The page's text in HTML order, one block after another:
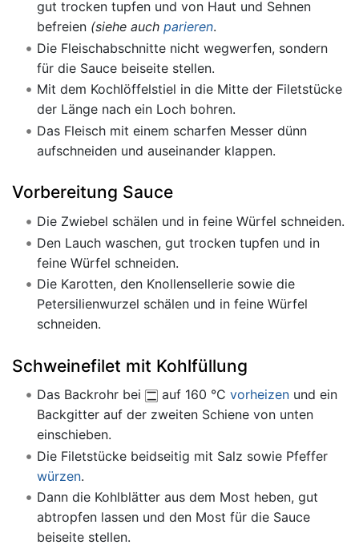
gut trocken tupfen und von Haut und Sehnen
befreien (siehe auch parieren.
Die Fleischabschnitte nicht wegwerfen, sondern
für die Sauce beiseite stellen.
Mit dem Kochlöffelstiel in die Mitte der Filetstücke
der Länge nach ein Loch bohren.
Das Fleisch mit einem scharfen Messer dünn
aufschneiden und auseinander klappen.
Vorbereitung Sauce
Die Zwiebel schälen und in feine Würfel schneiden.
Den Lauch waschen, gut trocken tupfen und in
feine Würfel schneiden.
Die Karotten, den Knollensellerie sowie die
Petersilienwurzel schälen und in feine Würfel
schneiden.
Schweinefilet mit Kohlfüllung
Das Backrohr bei auf 160 °C vorheizenund ein
Backgitter auf der zweiten Schiene von unten
einschieben.
Die Filetstücke beidseitig mit Salz sowie Pfeffer
würzen.
Dann die Kohlblätter aus dem Most heben, gut
abtropfen lassen und den Most für die Sauce
beiseite stellen.